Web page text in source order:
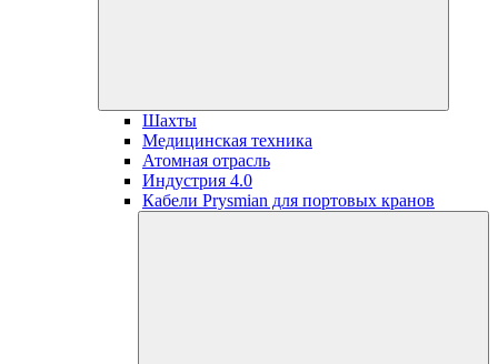
Шахты
Медицинская техника
Атомная отрасль
Индустрия 4.0
Кабели Prysmian для портовых кранов